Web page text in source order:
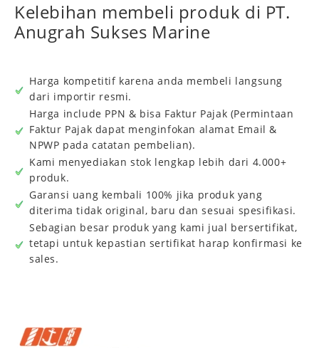
Kelebihan membeli produk di PT.
Anugrah Sukses Marine
Harga kompetitif karena anda membeli langsung
dari importir resmi.
Harga include PPN & bisa Faktur Pajak (Permintaan
Faktur Pajak dapat menginfokan alamat Email &
NPWP pada catatan pembelian).
Kami menyediakan stok lengkap lebih dari 4.000+
produk.
Garansi uang kembali 100% jika produk yang
diterima tidak original, baru dan sesuai spesifikasi.
Sebagian besar produk yang kami jual bersertifikat,
tetapi untuk kepastian sertifikat harap konfirmasi ke
sales.